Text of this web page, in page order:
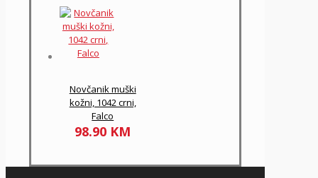
Novčanik muški
kožni, 1042 crni,
Falco
98.90 KM